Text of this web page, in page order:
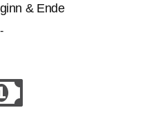
& Ende
-